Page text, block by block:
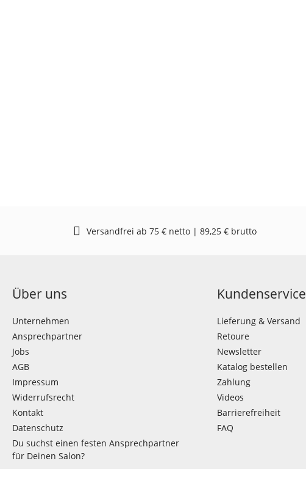
Versandfrei ab 75 € netto | 89,25 € brutto
Über uns
Unternehmen
Ansprechpartner
Jobs
AGB
Impressum
Widerrufsrecht
Kontakt
Datenschutz
Du suchst einen festen Ansprechpartner
für Deinen Salon?
Kundenservice
Lieferung & Versand
Retoure
Newsletter
Katalog bestellen
Zahlung
Videos
Barrierefreiheit
FAQ